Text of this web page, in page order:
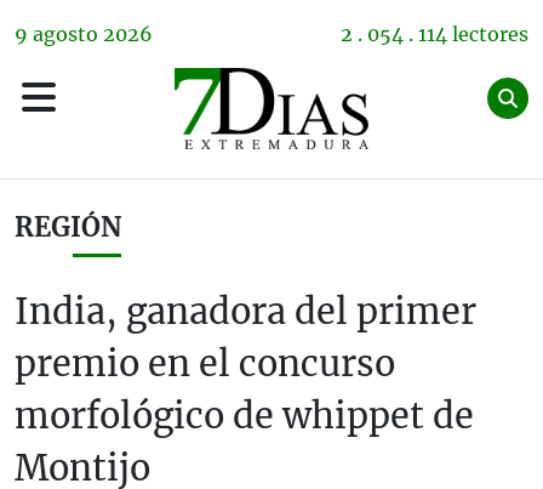
9 agosto 2026 2 . 054 . 114 lectores
REGIÓN
India, ganadora del primer
premio en el concurso
morfológico de whippet de
Montijo